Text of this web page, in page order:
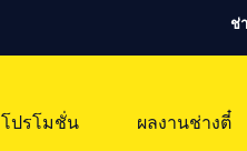
ช่
โปรโมชั่น ผลงานช่างตี๋